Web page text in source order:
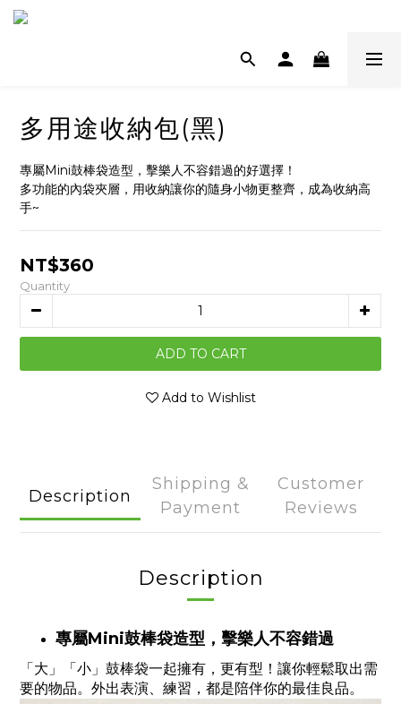
多用途收納包(黑)
專屬Mini鼓棒袋造型，擊樂人不容錯過的好選擇！
多功能的內袋夾層，用收納讓你的隨身小物更整齊，成為收納高
手~
NT$360
Quantity
ADD TO CART
Add to Wishlist
Description
Shipping &
Payment
Customer
Reviews
Description
專屬Mini鼓棒袋造型，擊樂人不容錯過
「大」「小」鼓棒袋一起擁有，更有型！讓你輕鬆取出需
要的物品。外出表演、練習，都是陪伴你的最佳良品。